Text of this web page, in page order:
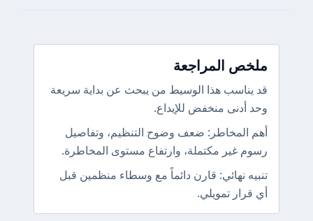
ملخص المراجعة
قد يناسب هذا الوسيط من يبحث عن بداية سريعة
وحد أدنى منخفض للإيداع.
أهم المخاطر: ضعف وضوح التنظيم، وتفاصيل
رسوم غير مكتملة، وارتفاع مستوى المخاطرة.
تنبيه نهائي: قارن دائماً مع وسطاء منظمين قبل
أي قرار تمويلي.